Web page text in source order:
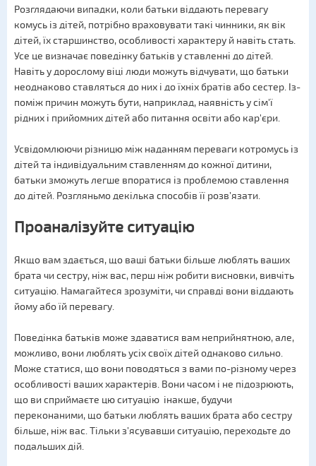
Розглядаючи випадки, коли батьки віддають перевагу
комусь із дітей, потрібно враховувати такі чинники, як вік
дітей, їх старшинство, особливості характеру й навіть стать.
Усе це визначає поведінку батьків у ставленні до дітей.
Навіть у дорослому віці люди можуть відчувати, що батьки
неоднаково ставляться до них і до їхніх братів або сестер. Із-
поміж причин можуть бути, наприклад, наявність у сім'ї
рідних і прийомних дітей або питання освіти або кар'єри.
Усвідомлюючи різницю між наданням переваги котромусь із
дітей та індивідуальним ставленням до кожної дитини,
батьки зможуть легше впоратися із проблемою ставлення
до дітей. Розгляньмо декілька способів її розв’язати.
Проаналізуйте ситуацію
Якщо вам здається, що ваші батьки більше люблять ваших
брата чи сестру, ніж вас, перш ніж робити висновки, вивчіть
ситуацію. Намагайтеся зрозуміти, чи справді вони віддають
йому або їй перевагу.
Поведінка батьків може здаватися вам неприйнятною, але,
можливо, вони люблять усіх своїх дітей однаково сильно.
Може статися, що вони поводяться з вами по-різному через
особливості ваших характерів. Вони часом і не підозрюють,
що ви сприймаєте цю ситуацію інакше, будучи
переконаними, що батьки люблять ваших брата або сестру
більше, ніж вас. Тільки з’ясувавши ситуацію, переходьте до
подальших дій.